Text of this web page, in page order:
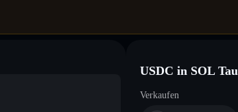
USDC in SOL
Verkaufen